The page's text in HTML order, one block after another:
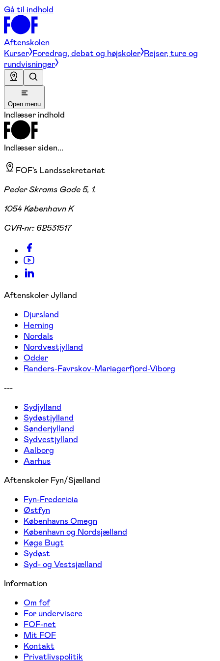
Gå til indhold
Aftenskolen
Kurser Foredrag, debat og højskoler Rejser, ture og
rundvisninger
Open menu
Indlæser indhold
Indlæser siden...
FOF's Landssekretariat
Peder Skrams Gade 5, 1.
1054 København K
CVR-nr: 62531517
Aftenskoler Jylland
Djursland
Herning
Nordals
Nordvestjylland
Odder
Randers-Favrskov-Mariagerfjord-Viborg
---
Sydjylland
Sydøstjylland
Sønderjylland
Sydvestjylland
Aalborg
Aarhus
Aftenskoler Fyn/Sjælland
Fyn-Fredericia
Østfyn
Københavns Omegn
København og Nordsjælland
Køge Bugt
Sydøst
Syd- og Vestsjælland
Information
Om fof
For undervisere
FOF-net
Mit FOF
Kontakt
Privatlivspolitik